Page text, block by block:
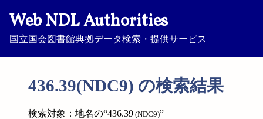
Web NDL Authorities
国立国会図書館典拠データ検索・提供サービス
436.39(NDC9) の検索結果
検索対象：地名の“436.39 (NDC9)”